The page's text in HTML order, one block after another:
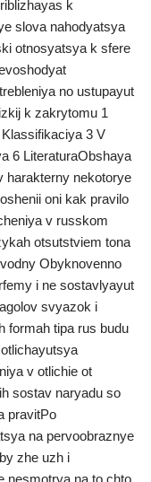
k
slova nahodyatsya
otnosyatsya k sfere
no ustupayut
k zakrytomu 1
3 V
6 LiteraturaObshaya
harakterny nekotorye
oni kak pravilo
v russkom
otsutstviem tona
Obyknovenno
i ne sostavlyayut
svyazok i
formah tipa rus budu
v otlichie ot
sostav naryadu so
pravitPo
na pervoobraznye
zhe uzh i
nesmotrya na to chto